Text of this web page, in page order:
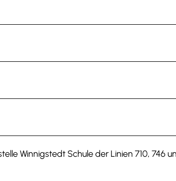
Winnigstedt Schule der Linien 710, 746